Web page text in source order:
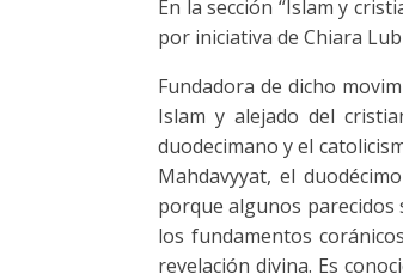
En la sección “Islam y
por iniciativa de Chiara
Fundadora de dicho
Islam y alejado del
duodecimano y el
Mahdavyyat, el
porque algunos parecidos
los fundamentos
revelación divina. Es